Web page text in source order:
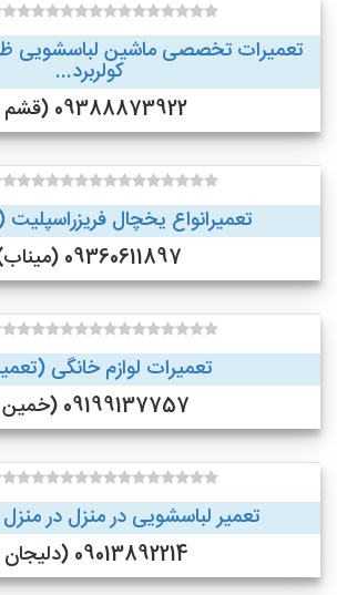
تعمیرات تخصصی ماشین لباسشویی
کولربرد...
09388873922 (قشم )
تعمیرانواع یخچال فریزراسپلیت
09360611897 (میناب)
تعمیرات لوازم خانگی
09199137757 (خمین )
تعمیر لباسشویی در منزل در منزل
09013892214 (دلیجان )